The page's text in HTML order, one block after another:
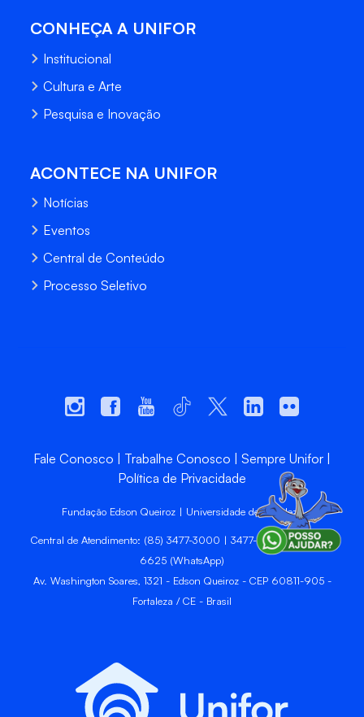
CONHEÇA A UNIFOR
Institucional
Cultura e Arte
Pesquisa e Inovação
ACONTECE NA UNIFOR
Notícias
Eventos
Central de Conteúdo
Processo Seletivo
Fale Conosco Trabalhe Conosco
Sempre Unifor
Política de Privacidade
Fundação Edson Queiroz | Universidade de Fortaleza
Central de Atendimento: (85) 3477-3000 | 3477-3400 | 99246-
6625 (WhatsApp)
Av. Washington Soares, 1321 - Edson Queiroz - CEP 60811-905 -
Fortaleza / CE - Brasil